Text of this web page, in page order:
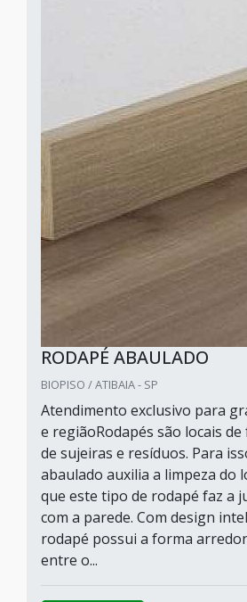
RODAPÉ ABAULADO
BIOPISO / ATIBAIA - SP
Atendimento exclusivo para
e regiãoRodapés são locais de
de sujeiras e resíduos. Para
abaulado auxilia a limpeza do
que este tipo de rodapé faz a
com a parede. Com design
rodapé possui a forma
entre o...